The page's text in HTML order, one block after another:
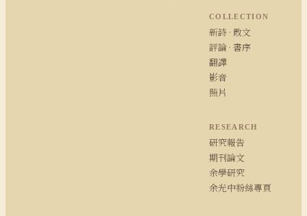
COLLECTION
新詩 · 散文
評論 · 書序
翻譯
影音
照片
RESEARCH
研究報告
期刊論文
余學研究
余光中粉絲專頁